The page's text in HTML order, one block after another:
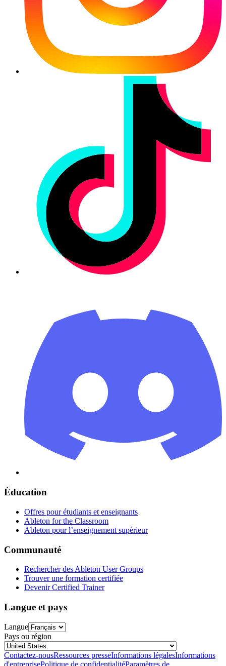
Éducation
Offres pour étudiants et enseignants
Ableton for the Classroom
Ableton pour l’enseignement supérieur
Communauté
Rechercher des Ableton User Groups
Trouver une formation certifiée
Devenir Certified Trainer
Langue et pays
Langue
Pays ou région
Contactez-nousRessources presseInformations légalesInformations
d'entreprisePolitique de confidentialitéParamètres de